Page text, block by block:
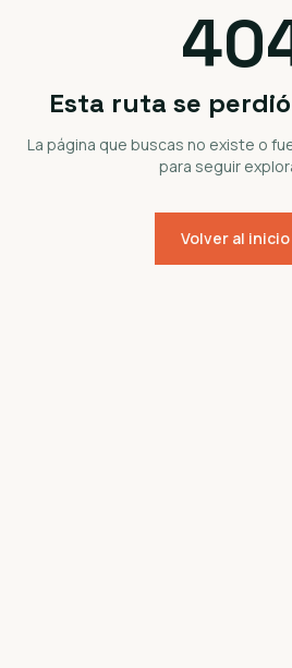
Esta ruta se
La página que buscas no existe o
para seguir
Volver al inicio